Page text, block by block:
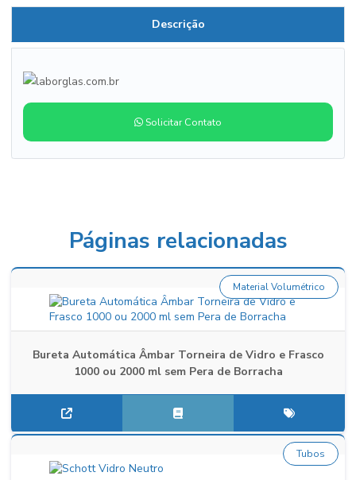
Descrição
Solicitar Contato
Páginas relacionadas
Bureta Automática Âmbar Torneira de Vidro e Frasco
1000 ou 2000 ml sem Pera de Borracha
Material Volumétrico
Tubos